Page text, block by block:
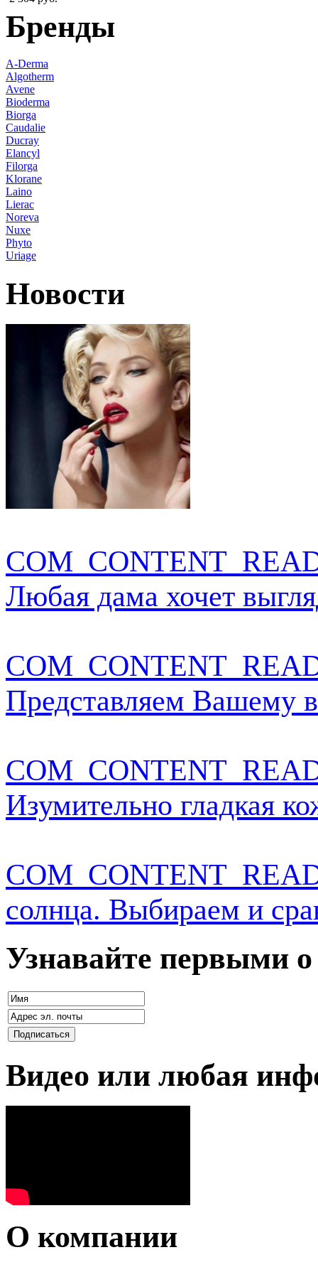
Бренды
A-Derma
Algotherm
Avene
Bioderma
Biorga
Caudalie
Ducray
Elancyl
Filorga
Klorane
Laino
Lierac
Noreva
Nuxe
Phyto
Uriage
Новости
Любая дама хочет
Представляем Вашему
Изумительно гладкая
солнца. Выбираем и
Узнавайте первыми
Видео или любая
О компании